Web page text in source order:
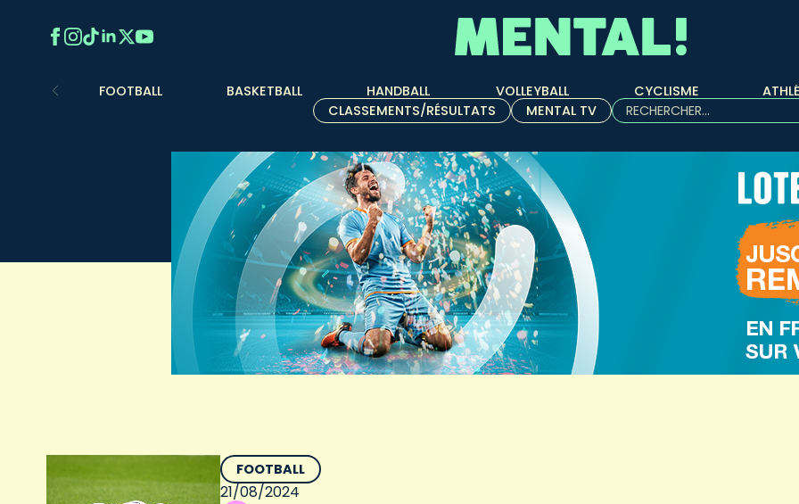
FOOTBALL BASKETBALL HANDBALL VOLLEYBALL CYCLISME
CLASSEMENTS/RÉSULTATS
MENTAL TV
Rechercher :
FOOTBALL
21/08/2024